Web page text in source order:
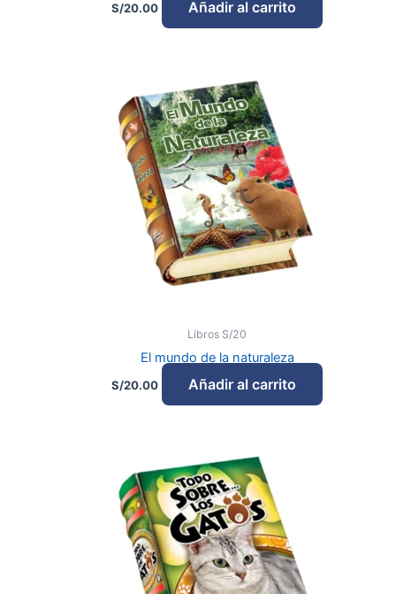
S/20.00 Añadir al carrito
Libros S/20
El mundo de la naturaleza
S/20.00 Añadir al carrito